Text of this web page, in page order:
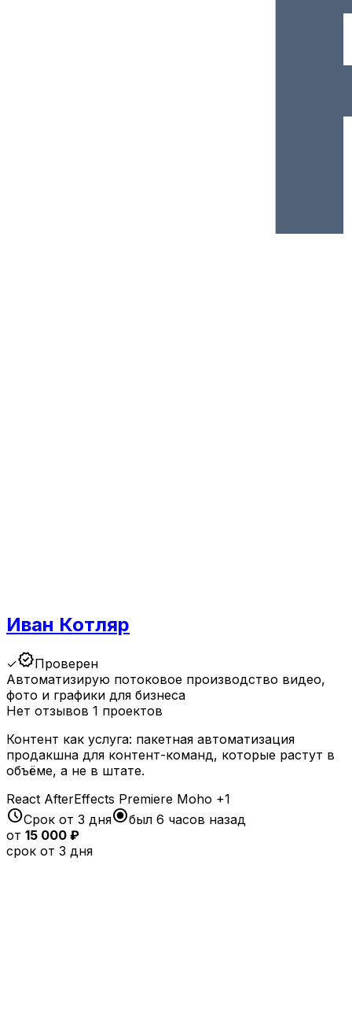
Иван Котляр
✓verifiedПроверен
Автоматизирую потоковое производство видео,
фото и графики для бизнеса
Нет отзывов 1 проектов
Контент как услуга: пакетная автоматизация
продакшна для контент-команд, которые растут в
объёме, а не в штате.
React AfterEffects Premiere Moho +1
scheduleСрок от 3 дняradio_button_checkedбыл 6 часов назад
от 15 000 ₽
срок от 3 дня